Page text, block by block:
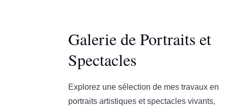
Galerie de Portraits et
Spectacles
Explorez une sélection de mes travaux en
portraits artistiques et spectacles vivants,